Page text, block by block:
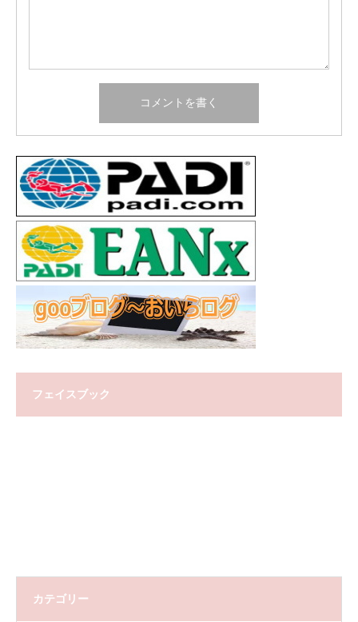
フェイスブック
カテゴリー